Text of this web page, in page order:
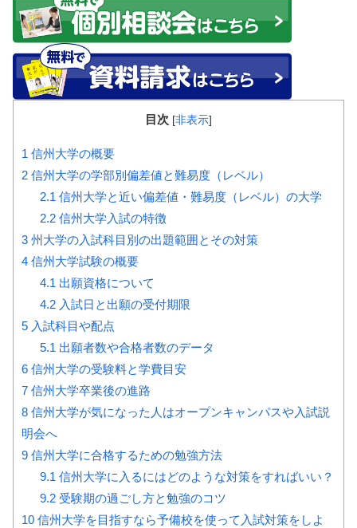
目次 [非表示]
1 信州大学の概要
2 信州大学の学部別偏差値と難易度（レベル）
2.1 信州大学と近い偏差値・難易度（レベル）の大学
2.2信州大学入試の特徴
3 州大学の入試科目別の出題範囲とその対策
4 信州大学試験の概要
4.1 出願資格について
4.2入試日と出願の受付期限
5 入試科目や配点
5.1 出願者数や合格者数のデータ
6 信州大学の受験料と学費目安
7 信州大学卒業後の進路
8 信州大学が気になった人はオープンキャンパスや入試説
明会へ
9 信州大学に合格するための勉強方法
9.1 信州大学に入るにはどのような対策をすればいい？
9.2受験期の過ごし方と勉強のコツ
10 信州大学を目指すなら予備校を使って入試対策をしよ